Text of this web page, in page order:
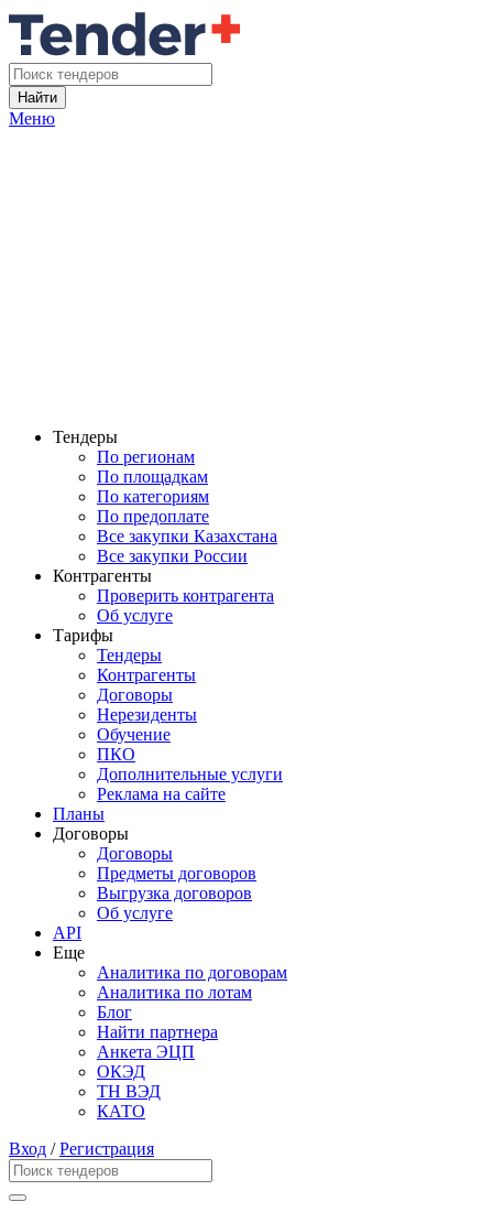
Найти
Меню
Тендеры
По регионам
По площадкам
По категориям
По предоплате
Все закупки Казахстана
Все закупки России
Контрагенты
Проверить контрагента
Об услуге
Тарифы
Тендеры
Контрагенты
Договоры
Нерезиденты
Обучение
ПКО
Дополнительные услуги
Реклама на сайте
Планы
Договоры
Договоры
Предметы договоров
Выгрузка договоров
Об услуге
API
Еще
Аналитика по договорам
Аналитика по лотам
Блог
Найти партнера
Анкета ЭЦП
ОКЭД
ТН ВЭД
КАТО
Вход /Регистрация